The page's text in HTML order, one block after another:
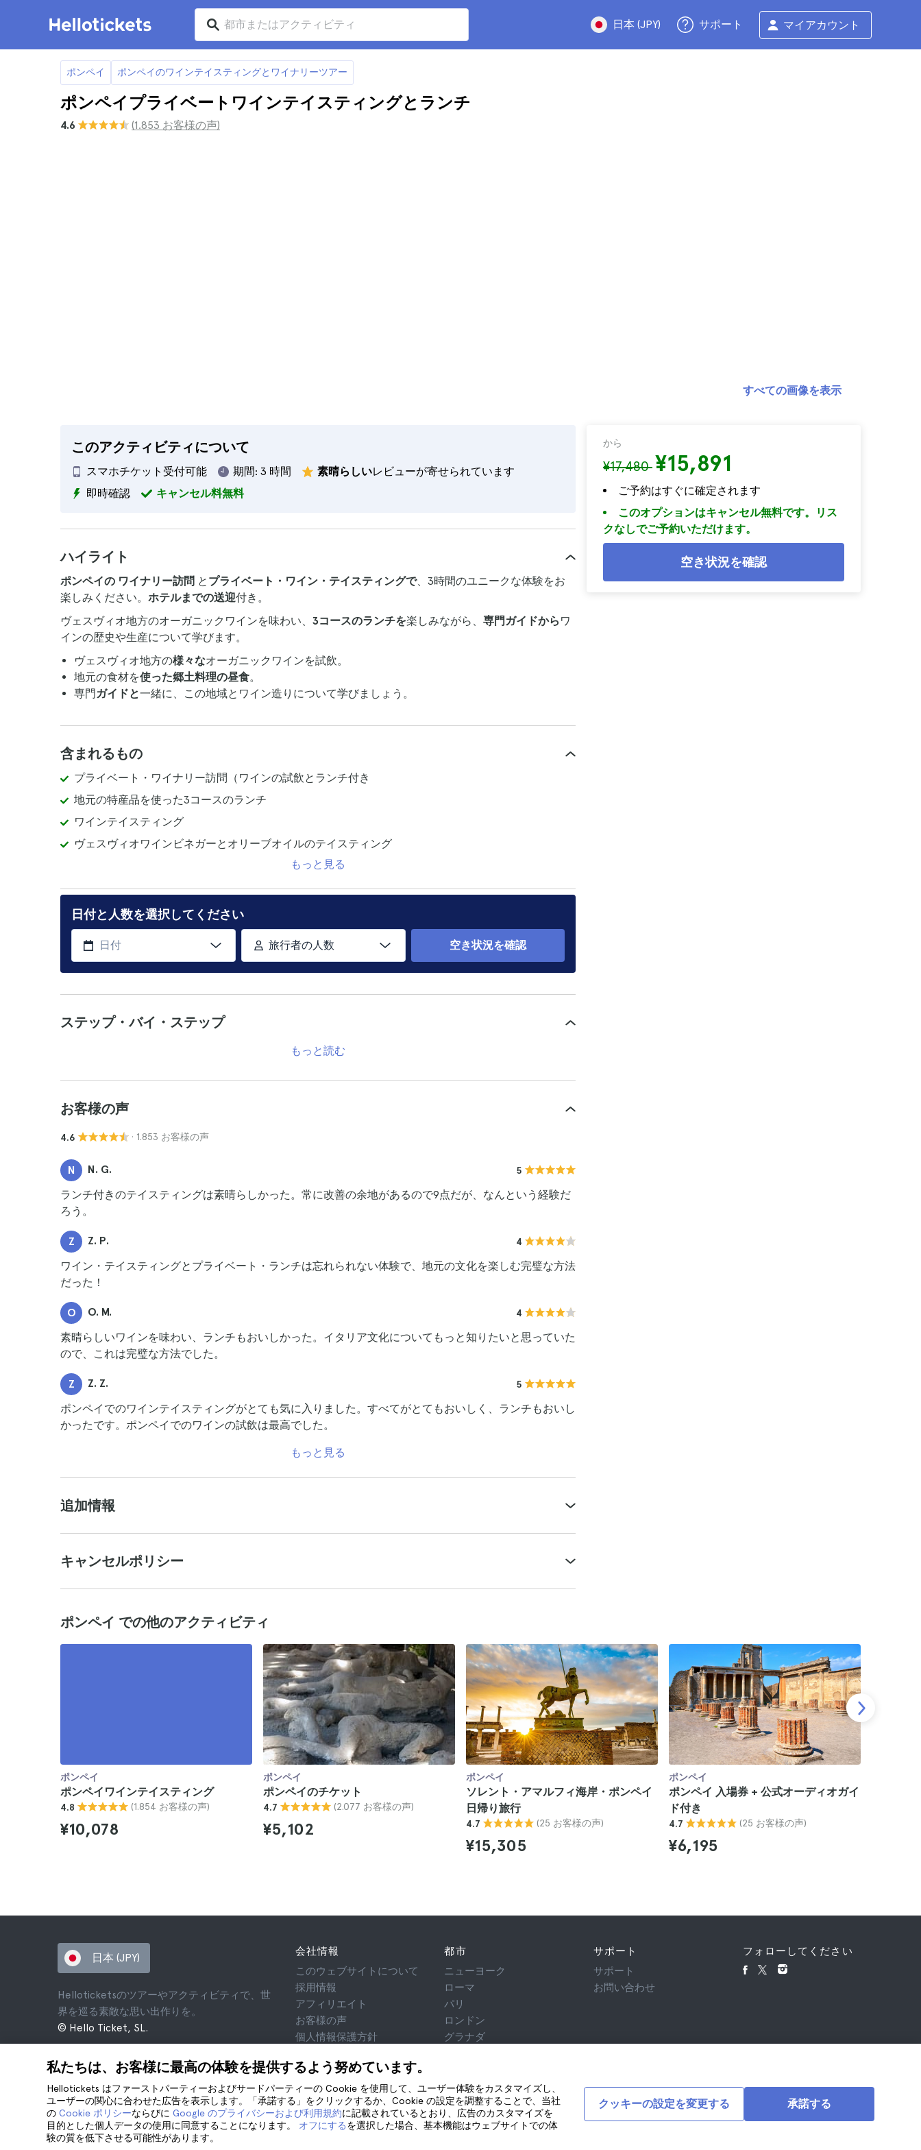
日本 (JPY) サポート マイアカウント
ポンペイ ポンペイのワインテイスティングとワイナリーツアー
ポンペイプライベートワインテイスティングとランチ
4.6 (1.853 お客様の声)
このアクティビティについて
スマホチケット受付可能 期間: 3 時間 素晴らしいレビューが寄せられています
即時確認
キャンセル料無料
から
¥17,480¥15,891
ご予約はすぐに確定されます
このオプションはキャンセル無料です。リス
クなしでご予約いただけます。
空き状況を確認
すべての画像を表示
ハイライト
ポンペイの ワイナリー訪問 と プライベート・ワイン・テイスティングで、3時間のユニークな体験をお
楽しみください。 ホテルまでの送迎付き。
ヴェスヴィオ地方のオーガニックワインを味わい、 3コースのランチを楽しみながら、 専門ガイドから ワ
インの歴史や生産について学びます。
ヴェスヴィオ地方の様々なオーガニックワインを試飲。
地元の食材を使った郷土料理の昼食。
専門ガイドと一緒に、この地域とワイン造りについて学びましょう。
含まれるもの
プライベート・ワイナリー訪問（ワインの試飲とランチ付き
地元の特産品を使った3コースのランチ
ワインテイスティング
ヴェスヴィオワインビネガーとオリーブオイルのテイスティング
もっと見る
日付と人数を選択してください
旅行者の人数 空き状況を確認
ステップ・バイ・ステップ
もっと読む
お客様の声
4.6 · 1.853 お客様の声
N N. G. 5
ランチ付きのテイスティングは素晴らしかった。常に改善の余地があるので9点だが、なんという経験だ
ろう。
Z Z. P. 4
ワイン・テイスティングとプライベート・ランチは忘れられない体験で、地元の文化を楽しむ完璧な方法
だった！
O O. M. 4
素晴らしいワインを味わい、ランチもおいしかった。イタリア文化についてもっと知りたいと思っていた
ので、これは完璧な方法でした。
Z Z. Z. 5
ポンペイでのワインテイスティングがとても気に入りました。すべてがとてもおいしく、ランチもおいし
かったです。ポンペイでのワインの試飲は最高でした。
もっと見る
追加情報
キャンセルポリシー
ポンペイ での他のアクティビティ
ポンペイ
ポンペイワインテイスティング
4.8 (1.854 お客様の声)
¥10,078
ポンペイ
ポンペイのチケット
4.7 (2.077 お客様の声)
¥5,102
ポンペイ
ソレント・アマルフィ海岸・ポンペイ
日帰り旅行
4.7 (25 お客様の声)
¥15,305
ポンペイ
ポンペイ 入場券 + 公式オーディオガイ
ド付き
4.7 (25 お客様の声)
¥6,195
私たちは、お客様に最高の体験を提供するよう努めています。
Hellotickets はファーストパーティーおよびサードパーティーの Cookie を使用して、ユーザー体験をカスタマイズし、
ユーザーの関心に合わせた広告を表示します。「承諾する」をクリックするか、Cookie の設定を調整することで、当社
の Cookie ポリシーならびに Google のプライバシーおよび利用規約に記載されているとおり、広告のカスタマイズを
目的とした個人データの使用に同意することになります。 オフにするを選択した場合、基本機能はウェブサイトでの体
験の質を低下させる可能性があります。
承諾する
クッキーの設定を変更する
日本 (JPY)
Helloticketsのツアーやアクティビティで、世
界を巡る素敵な思い出作りを。
© Hello Ticket, SL.
会社情報
このウェブサイトについて
採用情報
アフィリエイト
お客様の声
個人情報保護方針
法律相談
cookie
都市
ニューヨーク
ローマ
パリ
ロンドン
グラナダ
サポート
サポート
お問い合わせ
フォローしてください